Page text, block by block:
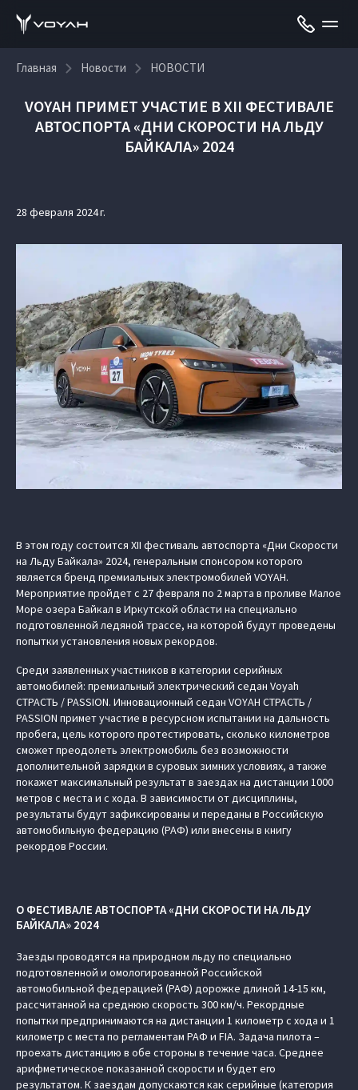
Главная Новости НОВОСТИ
VOYAH ПРИМЕТ УЧАСТИЕ В XII ФЕСТИВАЛЕ
АВТОСПОРТА «ДНИ СКОРОСТИ НА ЛЬДУ
БАЙКАЛА» 2024
28 февраля 2024 г.
В этом году состоится XII фестиваль автоспорта «Дни Скорости
на Льду Байкала» 2024, генеральным спонсором которого
является бренд премиальных электромобилей VOYAH.
Мероприятие пройдет с 27 февраля по 2 марта в проливе Малое
Море озера Байкал в Иркутской области на специально
подготовленной ледяной трассе, на которой будут проведены
попытки установления новых рекордов.
Среди заявленных участников в категории серийных
автомобилей: премиальный электрический седан Voyah
СТРАСТЬ / PASSION. Инновационный седан VOYAH СТРАСТЬ /
PASSION примет участие в ресурсном испытании на дальность
пробега, цель которого протестировать, сколько километров
сможет преодолеть электромобиль без возможности
дополнительной зарядки в суровых зимних условиях, а также
покажет максимальный результат в заездах на дистанции 1000
метров с места и с хода. В зависимости от дисциплины,
результаты будут зафиксированы и переданы в Российскую
автомобильную федерацию (РАФ) или внесены в книгу
рекордов России.
О ФЕСТИВАЛЕ АВТОСПОРТА «ДНИ СКОРОСТИ НА ЛЬДУ
БАЙКАЛА» 2024
Заезды проводятся на природном льду по специально
подготовленной и омологированной Российской
автомобильной федерацией (РАФ) дорожке длиной 14-15 км,
рассчитанной на среднюю скорость 300 км/ч. Рекордные
попытки предпринимаются на дистанции 1 километр с хода и 1
километр с места по регламентам РАФ и FIA. Задача пилота –
проехать дистанцию в обе стороны в течение часа. Среднее
арифметическое показанной скорости и будет его
результатом. К заездам допускаются как серийные (категория